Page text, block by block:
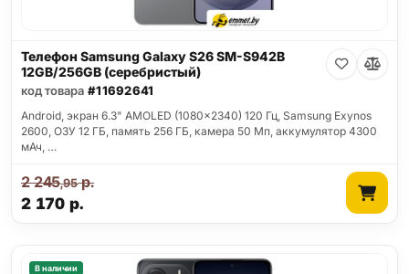
Телефон Samsung Galaxy S26 SM-S942B
12GB/256GB (серебристый)
код товара #11692641
Android, экран 6.3" AMOLED (1080x2340) 120 Гц, Samsung Exynos
2600, ОЗУ 12 ГБ, память 256 ГБ, камера 50 Мп, аккумулятор 4300
мАч, …
2 170 р.
2 245,95р.
В наличии